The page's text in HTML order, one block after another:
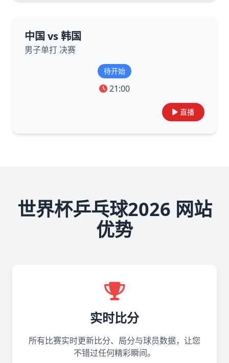
中国 vs 韩国
男子单打 决赛
待开始
21:00
直播
世界杯乒乓球2026 网站
优势
实时比分
所有比赛实时更新比分、局分与球员数据，让您
不错过任何精彩瞬间。